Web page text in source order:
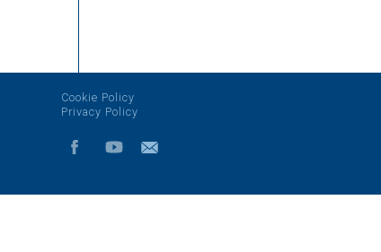
Cookie Policy
Privacy Policy